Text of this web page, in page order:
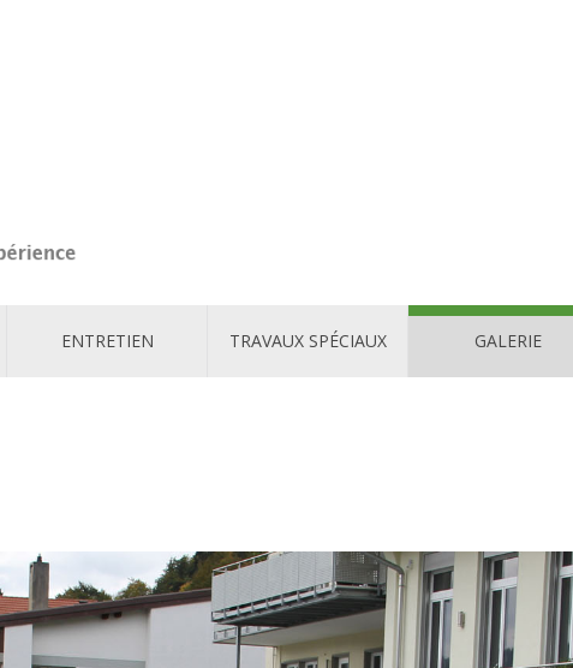
ENTRETIEN TRAVAUX SPÉCIAUX GALERIE